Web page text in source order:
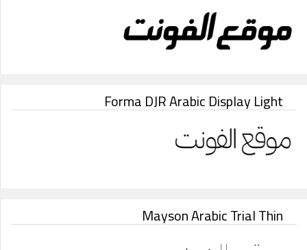
Forma DJR Arabic Display Light
Mayson Arabic Trial Thin